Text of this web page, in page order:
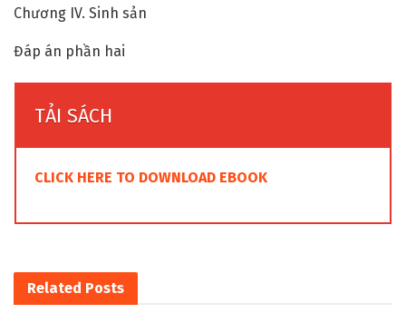
Chương IV. Sinh sản
Đáp án phần hai
TẢI SÁCH
CLICK HERE TO DOWNLOAD EBOOK
Related Posts